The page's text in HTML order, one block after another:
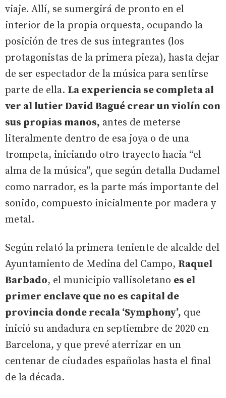
viaje. Allí, se sumergirá de pronto en el
interior de la propia orquesta, ocupando la
posición de tres de sus integrantes (los
protagonistas de la primera pieza), hasta dejar
de ser espectador de la música para sentirse
parte de ella. La experiencia se completa al
ver al lutier David Bagué crear un violín con
sus propias manos, antes de meterse
literalmente dentro de esa joya o de una
trompeta, iniciando otro trayecto hacia “el
alma de la música”, que según detalla Dudamel
como narrador, es la parte más importante del
sonido, compuesto inicialmente por madera y
metal.
Según relató la primera teniente de alcalde del
Ayuntamiento de Medina del Campo, Raquel
Barbado, el municipio vallisoletano es el
primer enclave que no es capital de
provincia donde recala ‘Symphony’, que
inició su andadura en septiembre de 2020 en
Barcelona, y que prevé aterrizar en un
centenar de ciudades españolas hasta el final
de la década.